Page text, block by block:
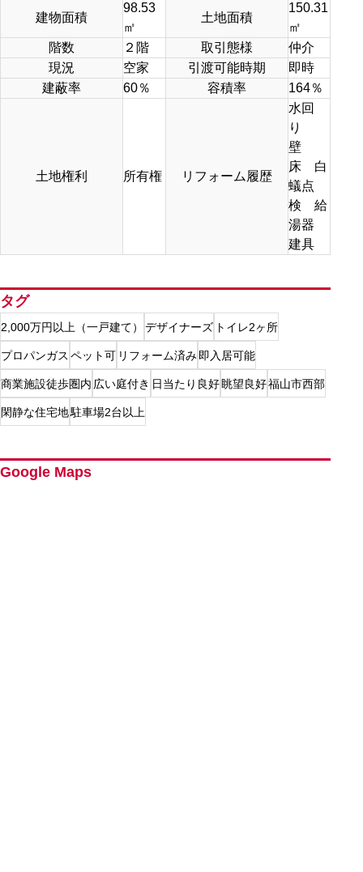
建物面積
98.53
㎡
土地面積
150.31
㎡
階数
２階 取引態様
仲介
現況
空家 引渡可能時期
即時
建蔽率
60％ 容積率 164％
土地権利 所有権 リフォーム履歴
水回
り
壁
床 白
蟻点
検 給
湯器
建具
タグ
2,000万円以上（一戸建て） デザイナーズ トイレ2ヶ所
プロパンガス ペット可 リフォーム済み即入居可能
商業施設徒歩圏内 広い庭付き 日当たり良好眺望良好福山市西部
閑静な住宅地駐車場2台以上
Google Maps